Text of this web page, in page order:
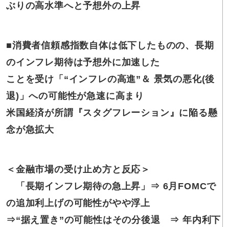
ぶりの高水準へと予想外の上昇
■消費者信頼感指数自体は低下したものの、長期
のインフレ期待は予想外に加速した
ことを受け「“インフレの高進”＆ 景気の悪化(後
退)」への可能性が急速に高まり
米国経済が所謂『スタグフレーション』に陥る懸
念が急拡大
＜金融市場の受け止め方と反応＞
「長期インフレ期待の急上昇」⇒ 6月FOMCで
の追加利上げの可能性がやや浮上
⇒“据え置き”の可能性はその分後退 ⇒ 年内利下